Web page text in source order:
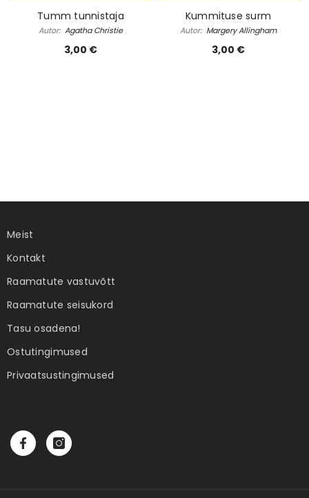
Tumm tunnistaja
Autor: Agatha Christie
3,00 €
Kummituse surm
Autor: Margery Allingham
3,00 €
Meist
Kontakt
Raamatute vastuvõtt
Raamatute seisukord
Tasu osadena!
Ostutingimused
Privaatsustingimused